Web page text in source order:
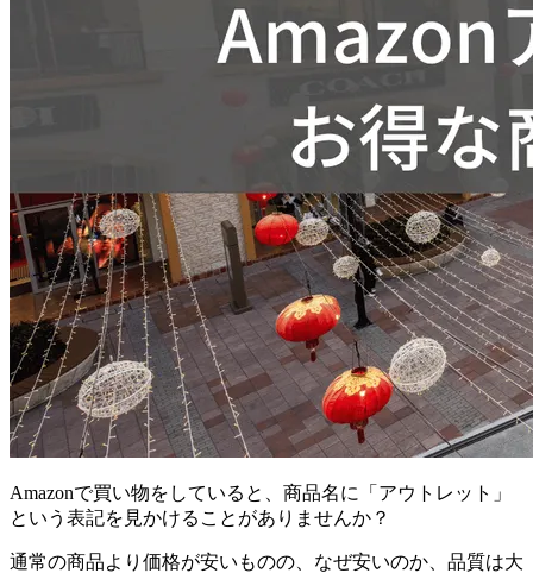
Amazonで買い物をしていると、商品名に「アウトレット」
という表記を見かけることがありませんか？
通常の商品より価格が安いものの、なぜ安いのか、品質は大